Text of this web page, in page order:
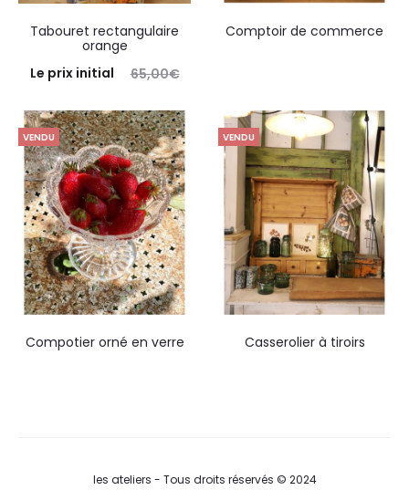
Tabouret rectangulaire
orange
65,00€
Le prix initial
prix actuel est : 50,00€.
Retirer en boutique
Comptoir de commerce
VENDU
Compotier orné en verre
VENDU
Casserolier à tiroirs
les ateliers - Tous droits réservés © 2024